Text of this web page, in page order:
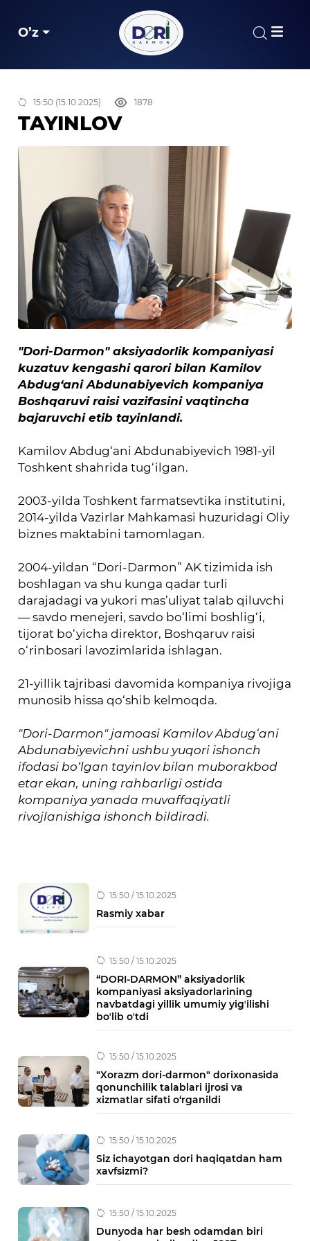
O’z
15:50 (15.10.2025) 1878
TAYINLOV
"Dori-Darmon" aksiyadorlik kompaniyasi
kuzatuv kengashi qarori bilan Kamilov
Abdug‘ani Abdunabiyevich kompaniya
Boshqaruvi raisi vazifasini vaqtincha
bajaruvchi etib tayinlandi.
Kamilov Abdug‘ani Abdunabiyevich 1981-yil
Toshkent shahrida tug‘ilgan.
2003-yilda Toshkent farmatsevtika institutini,
2014-yilda Vazirlar Mahkamasi huzuridagi Oliy
biznes maktabini tamomlagan.
2004-yildan “Dori-Darmon” AK tizimida ish
boshlagan va shu kunga qadar turli
darajadagi va yukori mas’uliyat talab qiluvchi
— savdo menejeri, savdo bo‘limi boshlig‘i,
tijorat bo‘yicha direktor, Boshqaruv raisi
o‘rinbosari lavozimlarida ishlagan.
21-yillik tajribasi davomida kompaniya rivojiga
munosib hissa qo‘shib kelmoqda.
"Dori-Darmon" jamoasi Kamilov Abdug‘ani
Abdunabiyevichni ushbu yuqori ishonch
ifodasi bo‘lgan tayinlov bilan muborakbod
etar ekan, uning rahbarligi ostida
kompaniya yanada muvaffaqiyatli
rivojlanishiga ishonch bildiradi.
15:50 / 15.10.2025
Rasmiy xabar
15:50 / 15.10.2025
“DORI-DARMON” aksiyadorlik
kompaniyasi aksiyadorlarining
navbatdagi yillik umumiy yigʼilishi
boʼlib oʼtdi
15:50 / 15.10.2025
"Xorazm dori-darmon" dorixonasida
qonunchilik talablari ijrosi va
xizmatlar sifati o‘rganildi
15:50 / 15.10.2025
Siz ichayotgan dori haqiqatdan ham
xavfsizmi?
15:50 / 15.10.2025
Dunyoda har besh odamdan biri